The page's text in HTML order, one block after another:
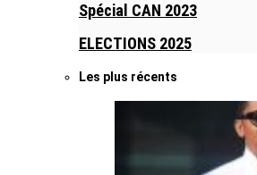
Spécial CAN 2023
ELECTIONS 2025
Les plus récents